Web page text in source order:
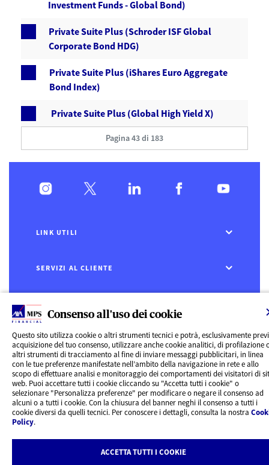
Consenso all'uso dei cookie
Questo sito utilizza cookie o altri strumenti tecnici e potrà, esclusivamente
acquisizione del tuo consenso, utilizzare anche cookie analitici, di profilazione
altri strumenti di tracciamento al fine di inviare messaggi pubblicitari, in linea
con le tue preferenze manifestate nell’ambito della navigazione in rete e allo
scopo di effettuare analisi e monitoraggio dei comportamenti dei visitatori di
web. Puoi accettare tutti i cookie cliccando su "Accetta tutti i cookie" o
selezionare "Personalizza preferenze" per modificare o negare il consenso ad
alcuni o a tutti i cookie. Con la chiusura del banner neghi il consenso a tutti i
cookie diversi da quelli tecnici. Per conoscere i dettagli, consulta la nostra
Policy.
ACCETTA TUTTI I COOKIE
Investment Funds - Global Bond)
Private Suite Plus (Schroder ISF Global
Corporate Bond HDG)
Private Suite Plus (iShares Euro Aggregate
Bond Index)
Private Suite Plus (Global High Yield X)
Pagina 43 di 183
LINK UTILI
SERVIZI AL CLIENTE
CHI SIAMO
CONTATTI
Privacy
Rivedi le tue scelte sui Cookie
Cookie Policy
Informazioni legali
AXA MPS Financial DAC - VAT Number IE8293822E